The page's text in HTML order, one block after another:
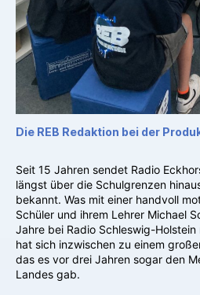
Die REB Redaktion bei der
Seit 15 Jahren sendet Radio
längst über die Schulgrenzen
bekannt. Was mit einer handvoll
Schüler und ihrem Lehrer Michael
Jahre bei Radio Schleswig-
hat sich inzwischen zu einem
das es vor drei Jahren sogar den
Landes gab.